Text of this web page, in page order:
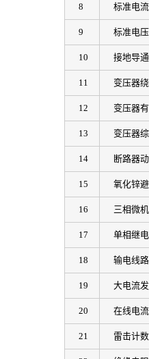
8 标准电
9 标准电
10 接地导
11 变压器
12 变压器
13 变压器
14 断路器
15 氧化锌
16 三相微
17 单相继
18 输电线
19 大电流
20 在线电
21 雷击计